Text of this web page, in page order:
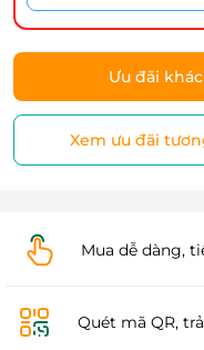
Ưu đãi khác
Xem ưu đãi
Mua dễ dàng,
Quét mã QR,